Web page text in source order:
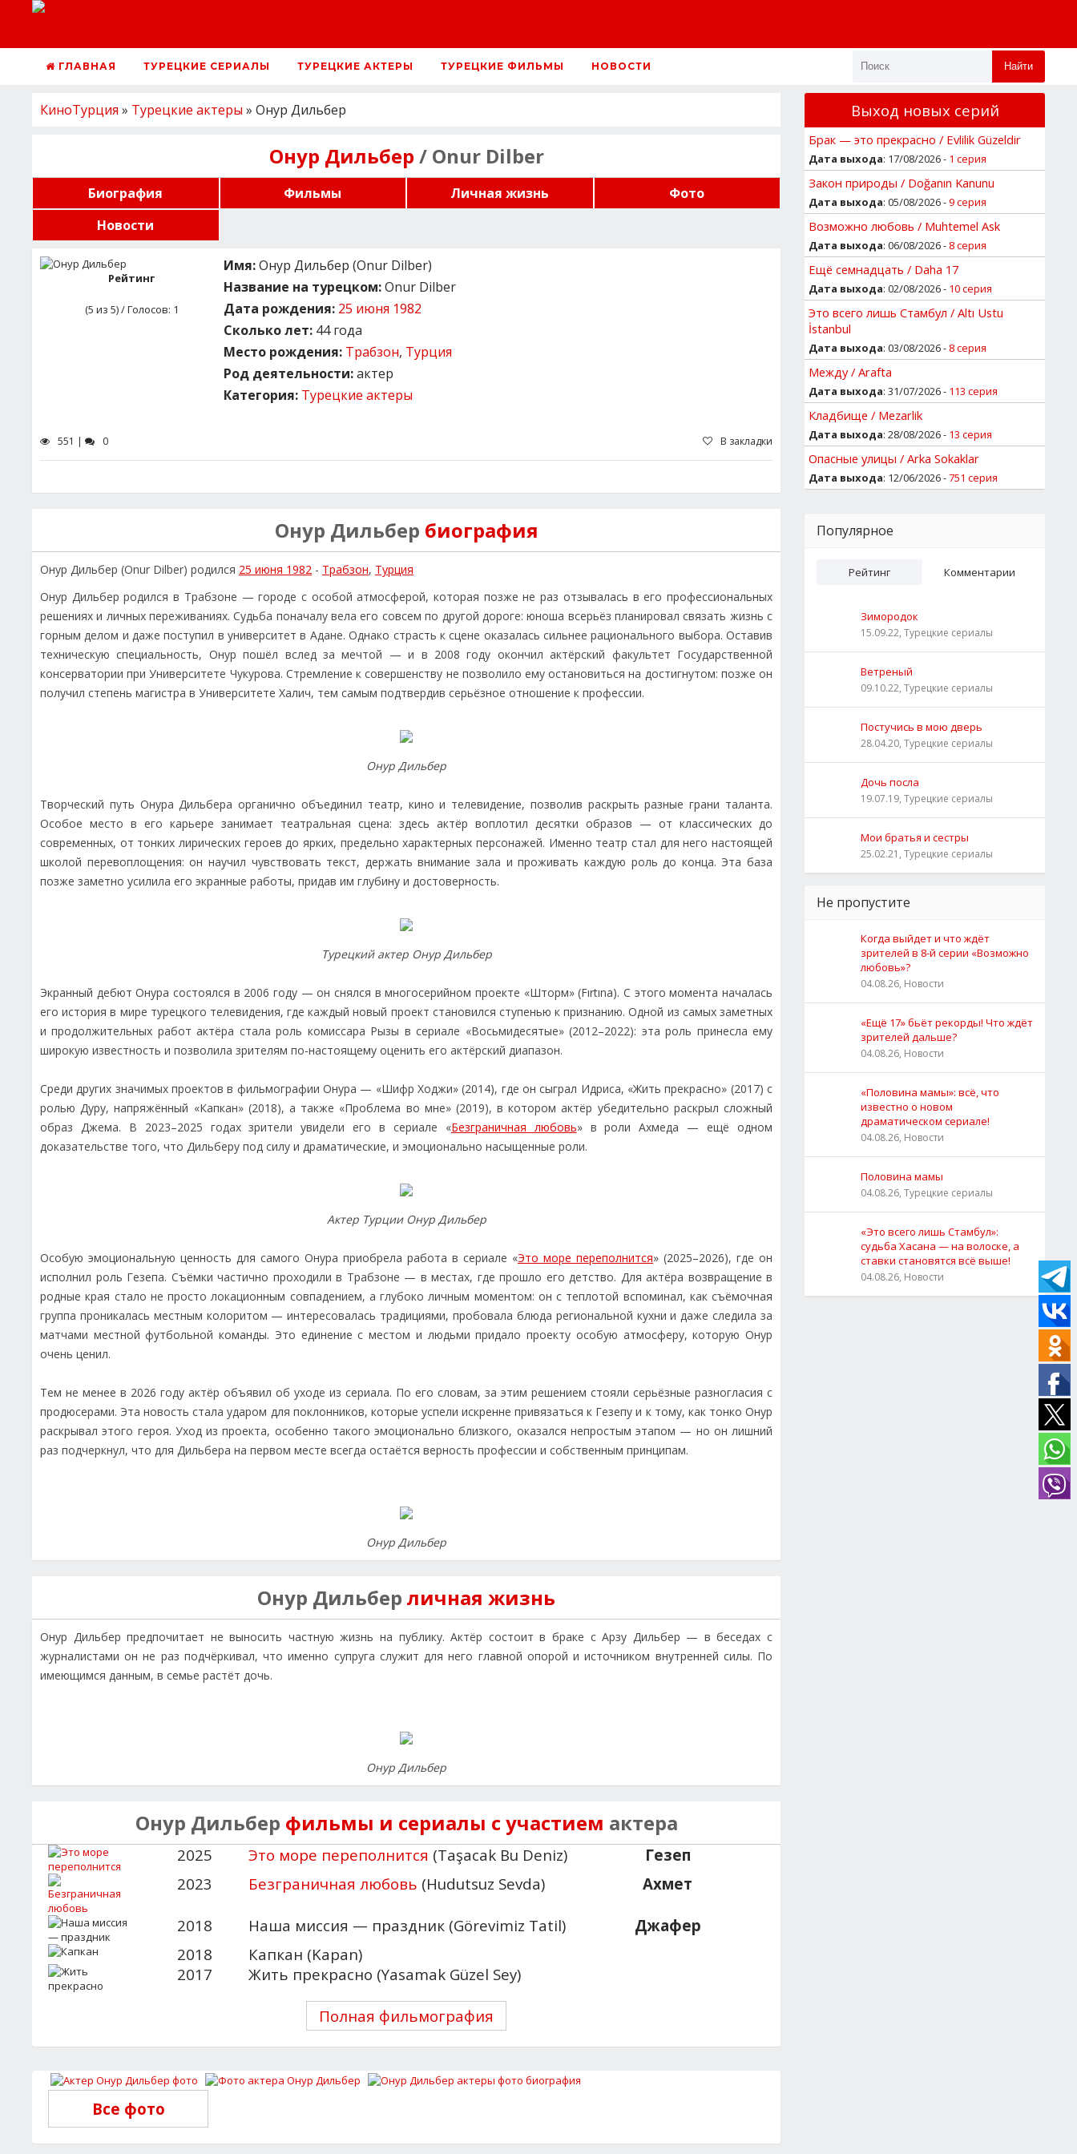
ГЛАВНАЯ ТУРЕЦКИЕ СЕРИАЛЫ ТУРЕЦКИЕ АКТЕРЫ ТУРЕЦКИЕ ФИЛЬМЫ НОВОСТИ Найти
КиноТурция » Турецкие актеры » Онур Дильбер
Онур Дильбер / Onur Dilber
Биография Фильмы Личная жизнь
Фото
Новости
Рейтинг
(5 из 5) / Голосов: 1
Имя:Онур Дильбер (Onur Dilber)
Название на турецком:Onur Dilber
Дата рождения: 25 июня 1982
Сколько лет:44 года
Место рождения: Трабзон, Турция
Род деятельности:актер
Категория: Турецкие актеры
551 | 0 В закладки
Онур Дильбер биография
Онур Дильбер (Onur Dilber) родился 25 июня 1982 - Трабзон, Турция
Онур Дильбер родился в Трабзоне — городе с особой атмосферой, которая позже не раз отзывалась в его профессиональных
решениях и личных переживаниях. Судьба поначалу вела его совсем по другой дороге: юноша всерьёз планировал связать жизнь с
горным делом и даже поступил в университет в Адане. Однако страсть к сцене оказалась сильнее рационального выбора. Оставив
техническую специальность, Онур пошёл вслед за мечтой — и в 2008 году окончил актёрский факультет Государственной
консерватории при Университете Чукурова. Стремление к совершенству не позволило ему остановиться на достигнутом: позже он
получил степень магистра в Университете Халич, тем самым подтвердив серьёзное отношение к профессии.
Онур Дильбер
Творческий путь Онура Дильбера органично объединил театр, кино и телевидение, позволив раскрыть разные грани таланта.
Особое место в его карьере занимает театральная сцена: здесь актёр воплотил десятки образов — от классических до
современных, от тонких лирических героев до ярких, предельно характерных персонажей. Именно театр стал для него настоящей
школой перевоплощения: он научил чувствовать текст, держать внимание зала и проживать каждую роль до конца. Эта база
позже заметно усилила его экранные работы, придав им глубину и достоверность.
Турецкий актер Онур Дильбер
Экранный дебют Онура состоялся в 2006 году — он снялся в многосерийном проекте «Шторм» (Fırtına). С этого момента началась
его история в мире турецкого телевидения, где каждый новый проект становился ступенью к признанию. Одной из самых заметных
и продолжительных работ актёра стала роль комиссара Рызы в сериале «Восьмидесятые» (2012–2022): эта роль принесла ему
широкую известность и позволила зрителям по-настоящему оценить его актёрский диапазон.
Среди других значимых проектов в фильмографии Онура — «Шифр Ходжи» (2014), где он сыграл Идриса, «Жить прекрасно» (2017) с
ролью Дуру, напряжённый «Капкан» (2018), а также «Проблема во мне» (2019), в котором актёр убедительно раскрыл сложный
образ Джема. В 2023–2025 годах зрители увидели его в сериале «Безграничная любовь» в роли Ахмеда — ещё одном
доказательстве того, что Дильберу под силу и драматические, и эмоционально насыщенные роли.
Актер Турции Онур Дильбер
Особую эмоциональную ценность для самого Онура приобрела работа в сериале «Это море переполнится» (2025–2026), где он
исполнил роль Гезепа. Съёмки частично проходили в Трабзоне — в местах, где прошло его детство. Для актёра возвращение в
родные края стало не просто локационным совпадением, а глубоко личным моментом: он с теплотой вспоминал, как съёмочная
группа проникалась местным колоритом — интересовалась традициями, пробовала блюда региональной кухни и даже следила за
матчами местной футбольной команды. Это единение с местом и людьми придало проекту особую атмосферу, которую Онур
очень ценил.
Тем не менее в 2026 году актёр объявил об уходе из сериала. По его словам, за этим решением стояли серьёзные разногласия с
продюсерами. Эта новость стала ударом для поклонников, которые успели искренне привязаться к Гезепу и к тому, как тонко Онур
раскрывал этого героя. Уход из проекта, особенно такого эмоционально близкого, оказался непростым этапом — но он лишний
раз подчеркнул, что для Дильбера на первом месте всегда остаётся верность профессии и собственным принципам.
Онур Дильбер
Онур Дильбер личная жизнь
Онур Дильбер предпочитает не выносить частную жизнь на публику. Актёр состоит в браке с Арзу Дильбер — в беседах с
журналистами он не раз подчёркивал, что именно супруга служит для него главной опорой и источником внутренней силы. По
имеющимся данным, в семье растёт дочь.
Онур Дильбер
Онур Дильбер фильмы и сериалы с участием актера
2025 Это море переполнится (Taşacak Bu Deniz)
Гезеп
2023
Безграничная любовь (Hudutsuz Sevda) Ахмет
2018 Наша миссия — праздник (Görevimiz Tatil)
Джафер
2018
Капкан (Kapan)
2017
Жить прекрасно (Yasamak Güzel Sey)
Полная фильмография
Все фото
Выход новых серий
Брак — это прекрасно / Evlilik Güzeldir
Дата выхода: 17/08/2026 - 1 серия
Закон природы / Doğanın Kanunu
Дата выхода: 05/08/2026 -9 серия
Возможно любовь / Muhtemel Ask
Дата выхода: 06/08/2026 - 8 серия
Ещё семнадцать / Daha 17
Дата выхода: 02/08/2026 - 10 серия
Это всего лишь Стамбул / Altı Ustu
İstanbul
Дата выхода: 03/08/2026 - 8 серия
Между / Arafta
Дата выхода: 31/07/2026 - 113 серия
Кладбище / Mezarlik
Дата выхода: 28/08/2026 - 13 серия
Опасные улицы / Arka Sokaklar
Дата выхода: 12/06/2026 -751 серия
Популярное
Рейтинг Комментарии
Зимородок
15.09.22, Турецкие сериалы
Ветреный
09.10.22, Турецкие сериалы
Постучись в мою дверь
28.04.20, Турецкие сериалы
Дочь посла
19.07.19, Турецкие сериалы
Мои братья и сестры
25.02.21, Турецкие сериалы
Не пропустите
Когда выйдет и что ждёт
зрителей в 8-й серии «Возможно
любовь»?
04.08.26, Новости
«Ещё 17» бьёт рекорды! Что ждёт
зрителей дальше?
04.08.26, Новости
«Половина мамы»: всё, что
известно о новом
драматическом сериале!
04.08.26, Новости
Половина мамы
04.08.26, Турецкие сериалы
«Это всего лишь Стамбул»:
судьба Хасана — на волоске, а
ставки становятся всё выше!
04.08.26, Новости